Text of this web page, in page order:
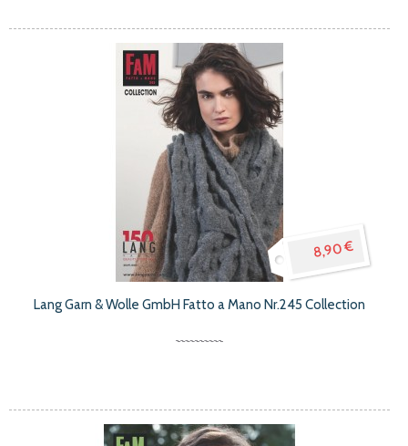
8,90 €
Lang Garn & Wolle GmbH Fatto a Mano Nr.245 Collection